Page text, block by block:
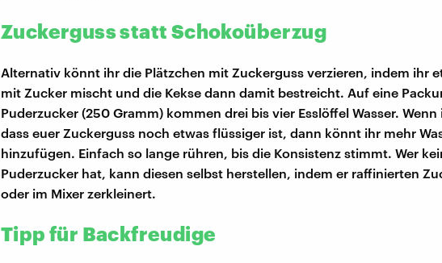
Zuckerguss statt Schokoüberzug
Alternativ könnt ihr die Plätzchen mit Zuckerguss verzieren, indem ihr
mit Zucker mischt und die Kekse dann damit bestreicht. Auf eine
Puderzucker (250 Gramm) kommen drei bis vier Esslöffel Wasser.
dass euer Zuckerguss noch etwas flüssiger ist, dann könnt ihr mehr
hinzufügen. Einfach so lange rühren, bis die Konsistenz stimmt. Wer
Puderzucker hat, kann diesen selbst herstellen, indem er raffinierten
oder im Mixer zerkleinert.
Tipp für Backfreudige